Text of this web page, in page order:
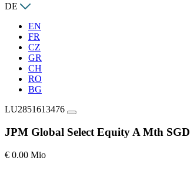
DE
EN
FR
CZ
GR
CH
RO
BG
LU2851613476
JPM Global Select Equity A Mth SGD
€ 0.00 Mio